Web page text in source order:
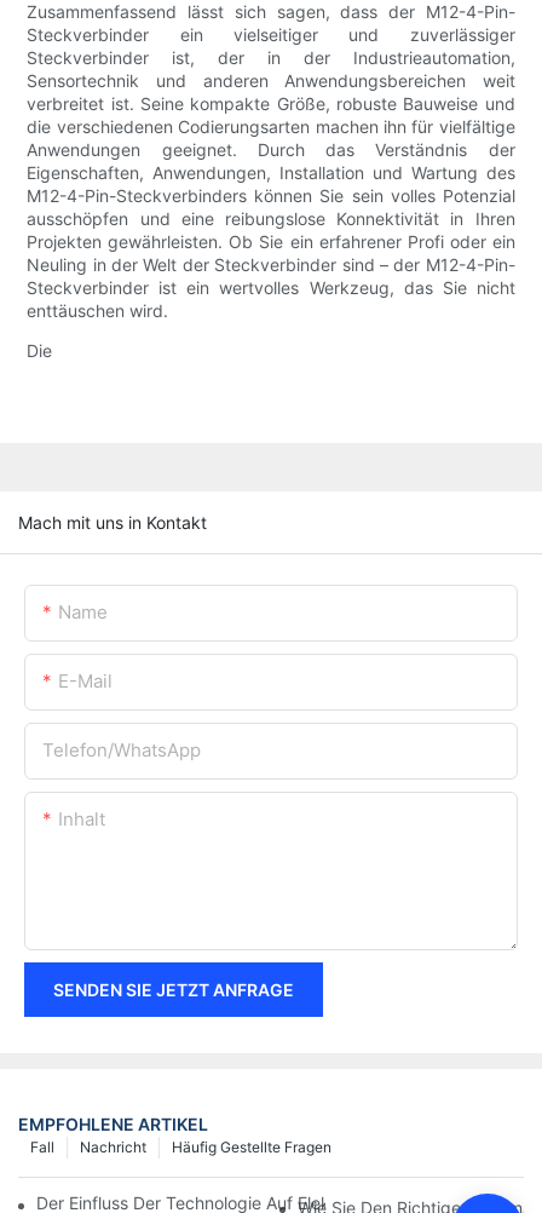
Zusammenfassend lässt sich sagen, dass der M12-4-Pin-
Steckverbinder ein vielseitiger und zuverlässiger
Steckverbinder ist, der in der Industrieautomation,
Sensortechnik und anderen Anwendungsbereichen weit
verbreitet ist. Seine kompakte Größe, robuste Bauweise und
die verschiedenen Codierungsarten machen ihn für vielfältige
Anwendungen geeignet. Durch das Verständnis der
Eigenschaften, Anwendungen, Installation und Wartung des
M12-4-Pin-Steckverbinders können Sie sein volles Potenzial
ausschöpfen und eine reibungslose Konnektivität in Ihren
Projekten gewährleisten. Ob Sie ein erfahrener Profi oder ein
Neuling in der Welt der Steckverbinder sind – der M12-4-Pin-
Steckverbinder ist ein wertvolles Werkzeug, das Sie nicht
enttäuschen wird.
Die
Mach mit uns in Kontakt
Name
E-Mail
Telefon/WhatsApp
Inhalt
SENDEN SIE JETZT ANFRAGE
EMPFOHLENE ARTIKEL
Häufig Gestellte Fragen
Nachricht
Fall
Der Einfluss Der Technologie Auf Elektrische Verbindungen In
Wie Sie Den Richtigen